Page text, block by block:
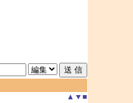
▲ ▼ ■